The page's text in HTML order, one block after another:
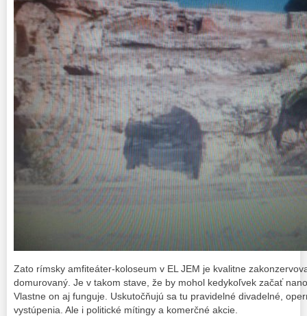
Zato rímsky amfiteáter-koloseum v EL JEM je kvalitne
domurovaný. Je v takom stave, že by mohol kedykoľvek začať
Vlastne on aj funguje. Uskutočňujú sa tu pravidelné divadelné,
vystúpenia. Ale i politické mítingy a komerčné akcie.